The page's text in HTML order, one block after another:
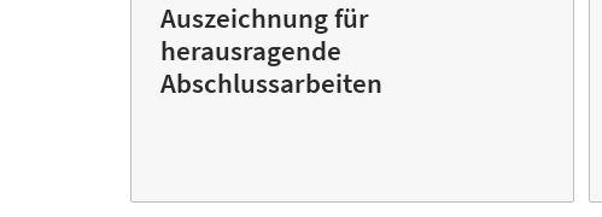
Auszeichnung für
herausragende
Abschlussarbeiten